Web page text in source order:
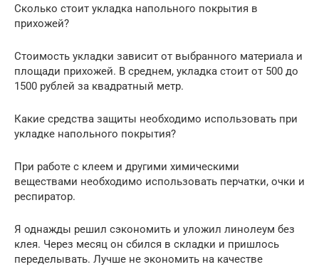
Сколько стоит укладка напольного покрытия в
прихожей?
Стоимость укладки зависит от выбранного материала и
площади прихожей. В среднем, укладка стоит от 500 до
1500 рублей за квадратный метр.
Какие средства защиты необходимо использовать при
укладке напольного покрытия?
При работе с клеем и другими химическими
веществами необходимо использовать перчатки, очки и
респиратор.
Я однажды решил сэкономить и уложил линолеум без
клея. Через месяц он сбился в складки и пришлось
переделывать. Лучше не экономить на качестве